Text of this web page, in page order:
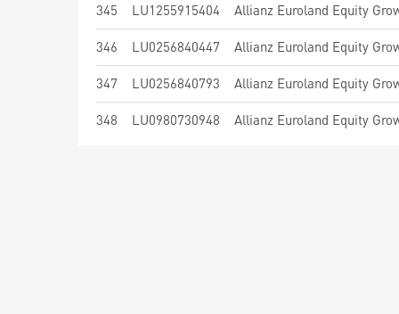
345 LU1255915404 Allianz Euroland Equity
346 LU0256840447 Allianz Euroland Equity
347 LU0256840793 Allianz Euroland Equity
348 LU0980730948 Allianz Euroland Equity